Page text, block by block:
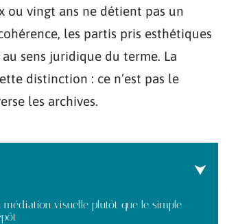
ou vingt ans ne détient pas un
les partis pris esthétiques
sens juridique du terme. La
distinction : ce n’est pas le
les archives.
médiation visuelle plutôt que le simple